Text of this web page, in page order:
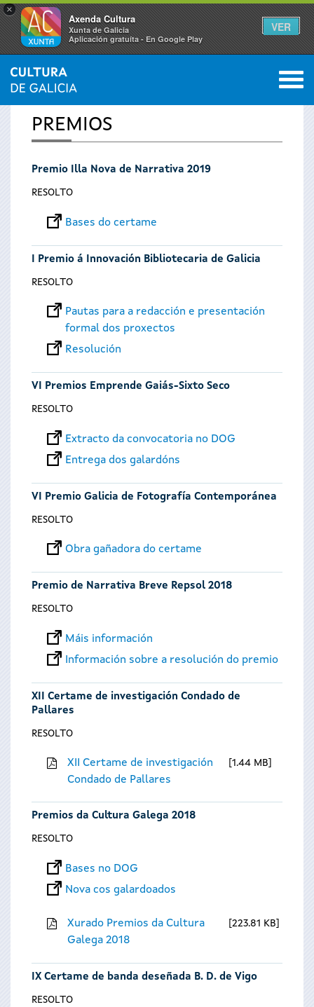
×
Axenda Cultura
Xunta de Galicia
Aplicación gratuíta - En Google Play
VER
Vostede
está
aquí
INICIO 0
PREMIOS
Premio Illa Nova de Narrativa 2019
RESOLTO
Bases do certame
I Premio á Innovación Bibliotecaria de Galicia
RESOLTO
Pautas para a redacción e presentación
formal dos proxectos
Resolución
VI Premios Emprende Gaiás-Sixto Seco
RESOLTO
Extracto da convocatoria no DOG
Entrega dos galardóns
VI Premio Galicia de Fotografía Contemporánea
RESOLTO
Obra gañadora do certame
Premio de Narrativa Breve Repsol 2018
RESOLTO
Máis información
Información sobre a resolución do premio
XII Certame de investigación Condado de
Pallares
RESOLTO
XII Certame de investigación
Condado de Pallares
1.44 MB
Premios da Cultura Galega 2018
RESOLTO
Bases no DOG
Nova cos galardoados
Xurado Premios da Cultura
Galega 2018
223.81 KB
IX Certame de banda deseñada B. D. de Vigo
RESOLTO